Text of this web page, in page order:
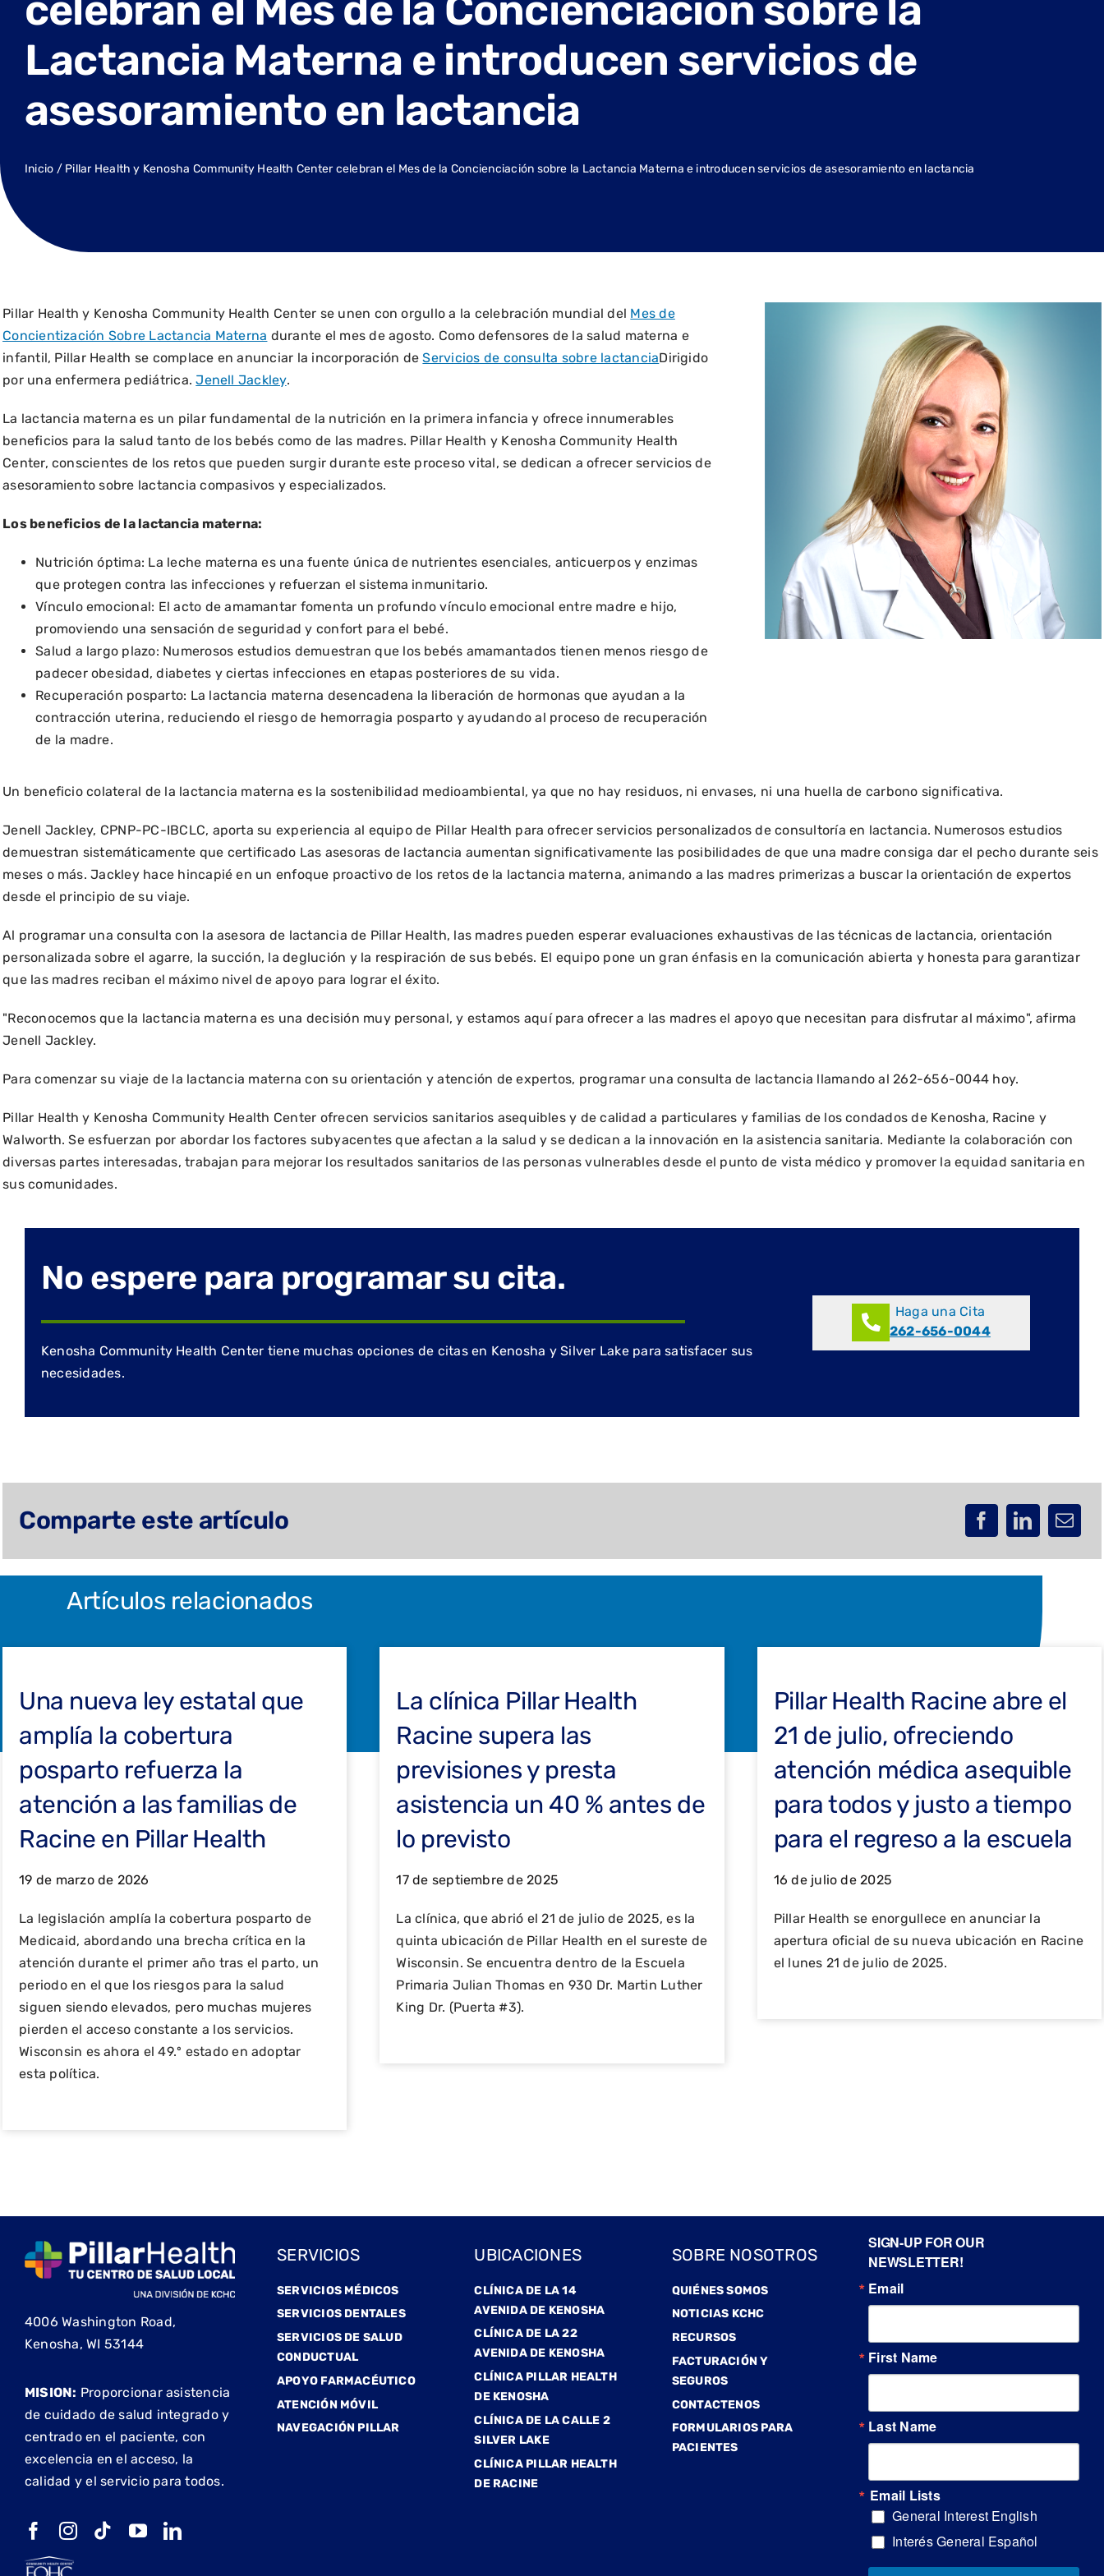
Lactancia Materna e introducen servicios de
asesoramiento en lactancia
Inicio / Pillar Health y Kenosha Community Health Center celebran el Mes de la Concienciación sobre la Lactancia Materna e introducen servicios de asesoramiento en lactancia
Pillar Health y Kenosha Community Health Center se unen con orgullo a la celebración mundial del Mes de
Concientización Sobre Lactancia Materna durante el mes de agosto. Como defensores de la salud materna e
infantil, Pillar Health se complace en anunciar la incorporación deServicios de consulta sobre lactanciaDirigido
por una enfermera pediátrica.Jenell Jackley.
La lactancia materna es un pilar fundamental de la nutrición en la primera infancia y ofrece innumerables
beneficios para la salud tanto de los bebés como de las madres. Pillar Health y Kenosha Community Health
Center, conscientes de los retos que pueden surgir durante este proceso vital, se dedican a ofrecer servicios de
asesoramiento sobre lactancia compasivos y especializados.
Los beneficios de la lactancia materna:
Nutrición óptima: La leche materna es una fuente única de nutrientes esenciales, anticuerpos y enzimas
que protegen contra las infecciones y refuerzan el sistema inmunitario.
Vínculo emocional: El acto de amamantar fomenta un profundo vínculo emocional entre madre e hijo,
promoviendo una sensación de seguridad y confort para el bebé.
Salud a largo plazo: Numerosos estudios demuestran que los bebés amamantados tienen menos riesgo de
padecer obesidad, diabetes y ciertas infecciones en etapas posteriores de su vida.
Recuperación posparto: La lactancia materna desencadena la liberación de hormonas que ayudan a la
contracción uterina, reduciendo el riesgo de hemorragia posparto y ayudando al proceso de recuperación
de la madre.
Un beneficio colateral de la lactancia materna es la sostenibilidad medioambiental, ya que no hay residuos, ni envases, ni una huella de carbono significativa.
Jenell Jackley, CPNP-PC-IBCLC, aporta su experiencia al equipo de Pillar Health para ofrecer servicios personalizados de consultoría en lactancia. Numerosos estudios
demuestran sistemáticamente que certificado Las asesoras de lactancia aumentan significativamente las posibilidades de que una madre consiga dar el pecho durante seis
meses o más. Jackley hace hincapié en un enfoque proactivo de los retos de la lactancia materna, animando a las madres primerizas a buscar la orientación de expertos
desde el principio de su viaje.
Al programar una consulta con la asesora de lactancia de Pillar Health, las madres pueden esperar evaluaciones exhaustivas de las técnicas de lactancia, orientación
personalizada sobre el agarre, la succión, la deglución y la respiración de sus bebés. El equipo pone un gran énfasis en la comunicación abierta y honesta para garantizar
que las madres reciban el máximo nivel de apoyo para lograr el éxito.
"Reconocemos que la lactancia materna es una decisión muy personal, y estamos aquí para ofrecer a las madres el apoyo que necesitan para disfrutar al máximo", afirma
Jenell Jackley.
Para comenzar su viaje de la lactancia materna con su orientación y atención de expertos, programar una consulta de lactancia llamando al 262-656-0044 hoy.
Pillar Health y Kenosha Community Health Center ofrecen servicios sanitarios asequibles y de calidad a particulares y familias de los condados de Kenosha, Racine y
Walworth. Se esfuerzan por abordar los factores subyacentes que afectan a la salud y se dedican a la innovación en la asistencia sanitaria. Mediante la colaboración con
diversas partes interesadas, trabajan para mejorar los resultados sanitarios de las personas vulnerables desde el punto de vista médico y promover la equidad sanitaria en
sus comunidades.
No espere para programar su cita.
Kenosha Community Health Center tiene muchas opciones de citas en Kenosha y Silver Lake para satisfacer sus
necesidades.
Haga una Cita
262-656-0044
Comparte este artículo
Artículos relacionados
Una nueva ley estatal que
amplía la cobertura
posparto refuerza la
atención a las familias de
Racine en Pillar Health
19 de marzo de 2026
La legislación amplía la cobertura posparto de
Medicaid, abordando una brecha crítica en la
atención durante el primer año tras el parto, un
periodo en el que los riesgos para la salud
siguen siendo elevados, pero muchas mujeres
pierden el acceso constante a los servicios.
Wisconsin es ahora el 49.º estado en adoptar
esta política.
La clínica Pillar Health
Racine supera las
previsiones y presta
asistencia un 40 % antes de
lo previsto
17 de septiembre de 2025
La clínica, que abrió el 21 de julio de 2025, es la
quinta ubicación de Pillar Health en el sureste de
Wisconsin. Se encuentra dentro de la Escuela
Primaria Julian Thomas en 930 Dr. Martin Luther
King Dr. (Puerta #3).
Pillar Health Racine abre el
21 de julio, ofreciendo
atención médica asequible
para todos y justo a tiempo
para el regreso a la escuela
16 de julio de 2025
Pillar Health se enorgullece en anunciar la
apertura oficial de su nueva ubicación en Racine
el lunes 21 de julio de 2025.
4006 Washington Road,
Kenosha, WI 53144
MISION: Proporcionar asistencia
de cuidado de salud integrado y
centrado en el paciente, con
excelencia en el acceso, la
calidad y el servicio para todos.
SERVICIOS
SERVICIOS MÉDICOS
SERVICIOS DENTALES
SERVICIOS DE SALUD
CONDUCTUAL
APOYO FARMACÉUTICO
ATENCIÓN MÓVIL
NAVEGACIÓN PILLAR
UBICACIONES
CLÍNICA DE LA 14
AVENIDA DE KENOSHA
CLÍNICA DE LA 22
AVENIDA DE KENOSHA
CLÍNICA PILLAR HEALTH
DE KENOSHA
CLÍNICA DE LA CALLE 2
SILVER LAKE
CLÍNICA PILLAR HEALTH
DE RACINE
SOBRE NOSOTROS
QUIÉNES SOMOS
NOTICIAS KCHC
RECURSOS
FACTURACIÓN Y
SEGUROS
CONTACTENOS
FORMULARIOS PARA
PACIENTES
SIGN-UP FOR OUR
NEWSLETTER!
Email
First Name
Last Name
Email Lists
General Interest English
Interés General Español